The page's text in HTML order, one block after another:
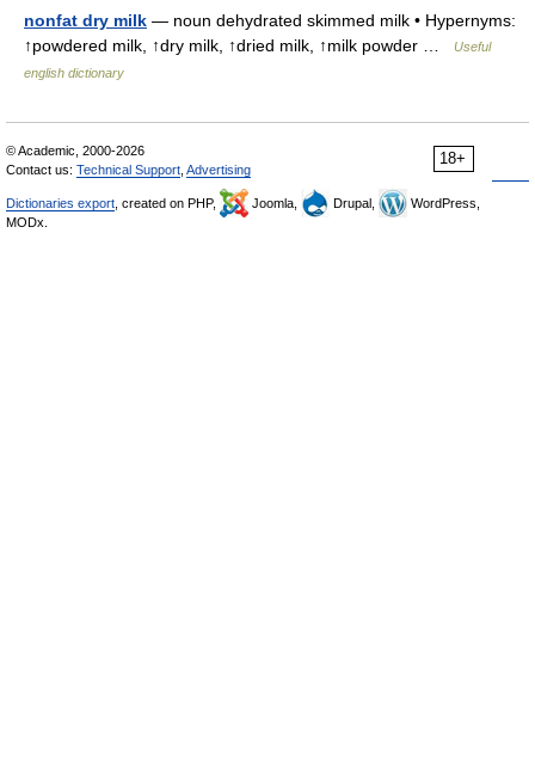
nonfat dry milk — noun dehydrated skimmed milk • Hypernyms:
↑powdered milk, ↑dry milk, ↑dried milk, ↑milk powder …
Useful
english dictionary
18+
© Academic, 2000-2026
Contact us: Technical Support Advertising
Dictionaries export , created on PHP, Joomla, Drupal,
WordPress,
MODx.